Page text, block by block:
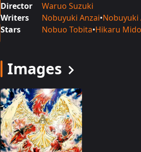
Contexte de production et
烈火の炎 FINAL BURNINGest référencé
Flame of Recca〜 FINAL BURNING
souligne l’articulation étroite entre
une stratégie transmédiatique
Network, 2004). Par ailleurs, l’OAV
années plus tôt, offrant une forme
manga (Source : Anime News
Le projet s’appuie ainsi sur un
Director
Waruo Suzuki
Writers
Nobuyuki Anzai•Nobuyuki
Stars
Nobuo Tobita•Hikaru
Images